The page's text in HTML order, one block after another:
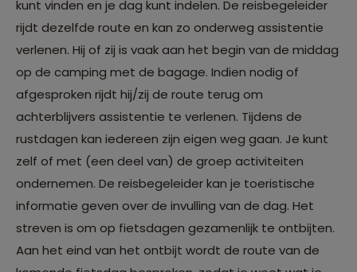
kunt vinden en je dag kunt indelen. De reisbegeleider
rijdt dezelfde route en kan zo onderweg assistentie
verlenen. Hij of zij is vaak aan het begin van de middag
op de camping met de bagage. Indien nodig of
afgesproken rijdt hij/zij de route terug om
achterblijvers assistentie te verlenen. Tijdens de
rustdagen kan iedereen zijn eigen weg gaan. Je kunt
zelf of met (een deel van) de groep activiteiten
ondernemen. De reisbegeleider kan je toeristische
informatie geven over de invulling van de dag. Het
streven is om op fietsdagen gezamenlijk te ontbijten.
Aan het eind van het ontbijt wordt de route van de